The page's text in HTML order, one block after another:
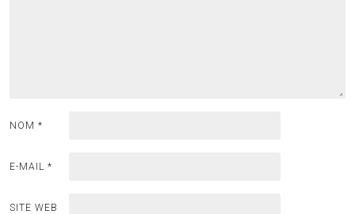
NOM *
E-MAIL *
SITE WEB